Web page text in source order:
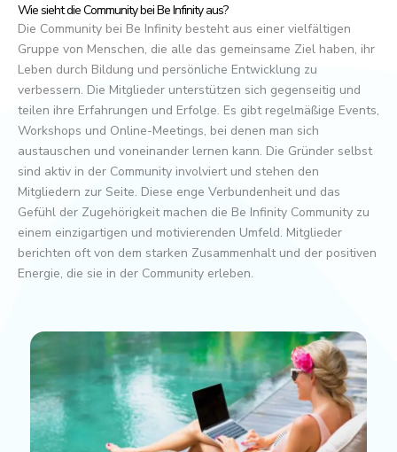
Wie sieht die Community bei Be Infinity aus?
Die Community bei Be Infinity besteht aus einer vielfältigen
Gruppe von Menschen, die alle das gemeinsame Ziel haben, ihr
Leben durch Bildung und persönliche Entwicklung zu
verbessern. Die Mitglieder unterstützen sich gegenseitig und
teilen ihre Erfahrungen und Erfolge. Es gibt regelmäßige Events,
Workshops und Online-Meetings, bei denen man sich
austauschen und voneinander lernen kann. Die Gründer selbst
sind aktiv in der Community involviert und stehen den
Mitgliedern zur Seite. Diese enge Verbundenheit und das
Gefühl der Zugehörigkeit machen die Be Infinity Community zu
einem einzigartigen und motivierenden Umfeld. Mitglieder
berichten oft von dem starken Zusammenhalt und der positiven
Energie, die sie in der Community erleben.